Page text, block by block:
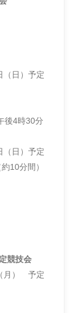
（日）予定
後4時30分
（日）予定
10分間）
大会
カップ
定競技会
月） 予定
プン